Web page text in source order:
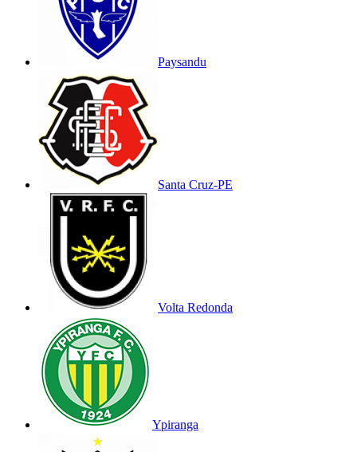
Paysandu
Santa Cruz-PE
Volta Redonda
Ypiranga